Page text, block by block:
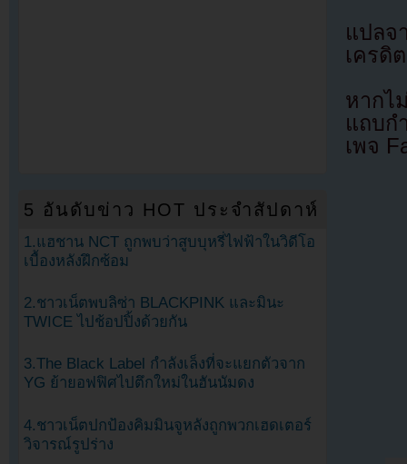
แปล
เครดิ
หากไ
แถบก
เพจ
5 อันดับข่าว HOT ประจำสัปดาห์
1.แฮชาน NCT ถูกพบว่าสูบบุหรี่ไฟฟ้าในวิดีโอ
เบื้องหลังฝึกซ้อม
2.ชาวเน็ตพบลิซ่า BLACKPINK และมินะ
TWICE ไปช้อปปิ้งด้วยกัน
3.The Black Label กำลังเล็งที่จะแยกตัวจาก
YG ย้ายอฟฟิศไปตึกใหม่ในฮันนัมดง
4.ชาวเน็ตปกป้องคิมมินจูหลังถูกพวกเฮดเตอร์
วิจารณ์รูปร่าง